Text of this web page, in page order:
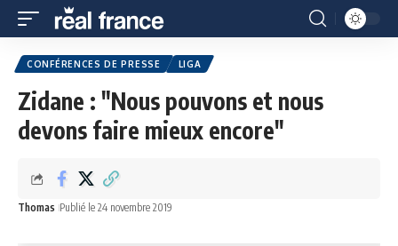
CONFÉRENCES DE PRESSE LIGA
Zidane : "Nous pouvons et nous
devons faire mieux encore"
Thomas Publié le 24 novembre 2019